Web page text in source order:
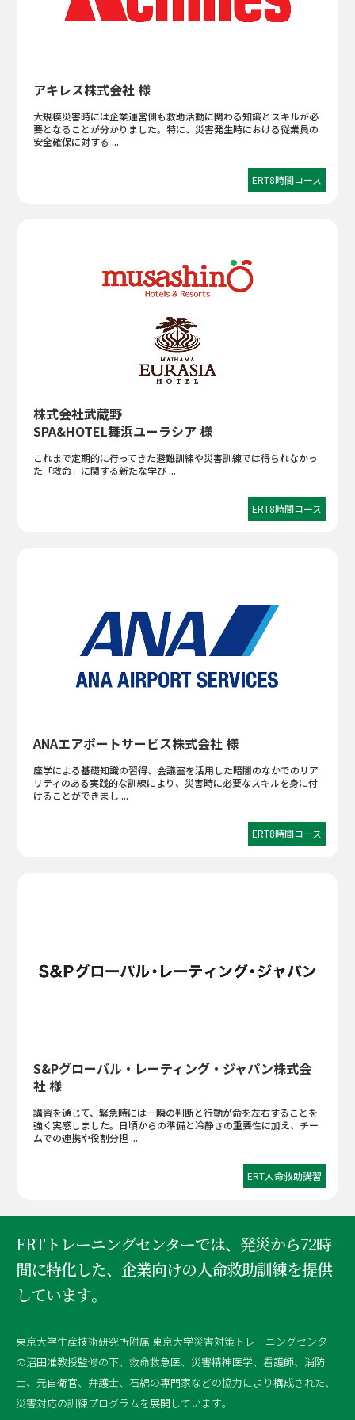
アキレス株式会社 様
大規模災害時には企業運営側も救助活動に関わる知識とスキルが必
要となることが分かりました。特に、災害発生時における従業員の
安全確保に対する ...
ERT8時間コース
株式会社武蔵野
SPA&HOTEL舞浜ユーラシア 様
これまで定期的に行ってきた避難訓練や災害訓練では得られなかっ
た「救命」に関する新たな学び ...
ERT8時間コース
ANAエアポートサービス株式会社 様
座学による基礎知識の習得、会議室を活用した暗闇のなかでのリア
リティのある実践的な訓練により、災害時に必要なスキルを身に付
けることができまし ...
ERT8時間コース
S&Pグローバル・レーティング・ジャパン株式会
社 様
講習を通じて、緊急時には一瞬の判断と行動が命を左右することを
強く実感しました。日頃からの準備と冷静さの重要性に加え、チー
ムでの連携や役割分担 ...
ERT人命救助講習
ERTトレーニングセンターでは、発災から72時
間に特化した、 企業向けの人命救助訓練を提供
しています｡
東京大学生産技術研究所附属 東京大学災害対策トレーニングセンター
の沼田准教授監修の下、救命救急医、災害精神医学、看護師、消防
士、元自衛官、弁護士、石綿の専門家などの協力により構成された、
災害対応の訓練プログラムを展開しています｡